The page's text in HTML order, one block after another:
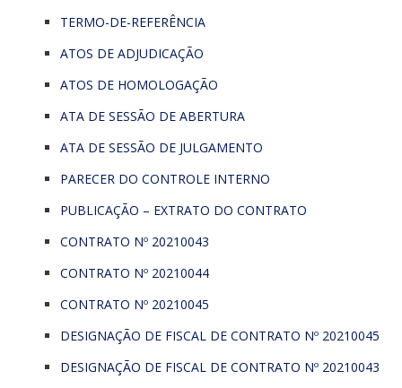
TERMO-DE-REFERÊNCIA
ATOS DE ADJUDICAÇÃO
ATOS DE HOMOLOGAÇÃO
ATA DE SESSÃO DE ABERTURA
ATA DE SESSÃO DE JULGAMENTO
PARECER DO CONTROLE INTERNO
PUBLICAÇÃO – EXTRATO DO CONTRATO
CONTRATO Nº 20210043
CONTRATO Nº 20210044
CONTRATO Nº 20210045
DESIGNAÇÃO DE FISCAL DE CONTRATO Nº 20210045
DESIGNAÇÃO DE FISCAL DE CONTRATO Nº 20210043